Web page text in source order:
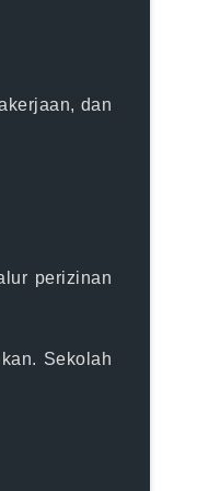
dan
perizinan
Sekolah